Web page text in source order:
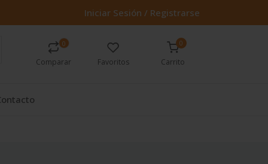
Iniciar Sesión / Registrarse
0
Comparar Favoritos
0
Carrito